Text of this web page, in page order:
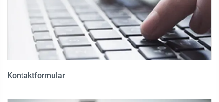
Kontaktformular